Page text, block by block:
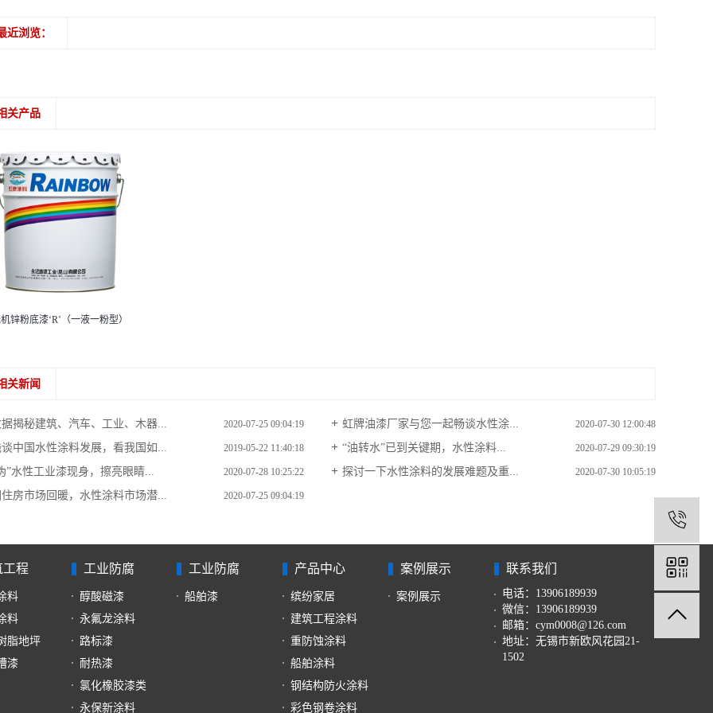
近浏览：
关产品
锌粉底漆‘R’（一液一粉型）
关新闻
揭秘建筑、汽车、工业、木器... 2020-07-25 09:04:19 虹牌油漆厂家与您一起畅谈水性涂... 2020-07-30 12:00:48
中国水性涂料发展，看我国如... 2019-05-22 11:40:18 “油转水”已到关键期，水性涂料... 2020-07-29 09:30:19
”水性工业漆现身，擦亮眼睛... 2020-07-28 10:25:22 探讨一下水性涂料的发展难题及重... 2020-07-30 10:05:19
房市场回暖，水性涂料市场潜... 2020-07-25 09:04:19
工程
料
料
脂地坪
漆
工业防腐
醇酸磁漆
永氟龙涂料
路标漆
耐热漆
氯化橡胶漆类
永保新涂料
工业防腐
船舶漆
产品中心
缤纷家居
建筑工程涂料
重防蚀涂料
船舶涂料
钢结构防火涂料
彩色钢卷涂料
案例展示
案例展示
联系我们
电话：13906189939
微信：13906189939
邮箱：cym0008@126.com
地址：无锡市新欧风花园21-
1502